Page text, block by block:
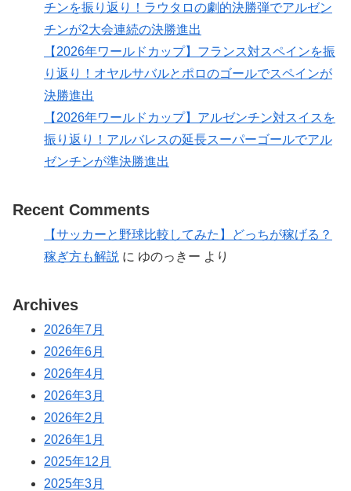
チンを振り返り！ラウタロの劇的決勝弾でアルゼン
チンが2大会連続の決勝進出
【2026年ワールドカップ】フランス対スペインを振
り返り！オヤルサバルとポロのゴールでスペインが
決勝進出
【2026年ワールドカップ】アルゼンチン対スイスを
振り返り！アルバレスの延長スーパーゴールでアル
ゼンチンが準決勝進出
Recent Comments
【サッカーと野球比較してみた】どっちが稼げる？
稼ぎ方も解説 に ゆのっきー より
Archives
2026年7月
2026年6月
2026年4月
2026年3月
2026年2月
2026年1月
2025年12月
2025年3月